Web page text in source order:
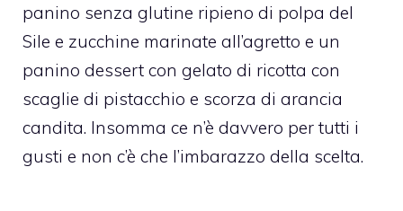
panino senza glutine ripieno di polpa del
Sile e zucchine marinate all’agretto e un
panino dessert con gelato di ricotta con
scaglie di pistacchio e scorza di arancia
candita. Insomma ce n’è davvero per tutti i
gusti e non c’è che l’imbarazzo della scelta.